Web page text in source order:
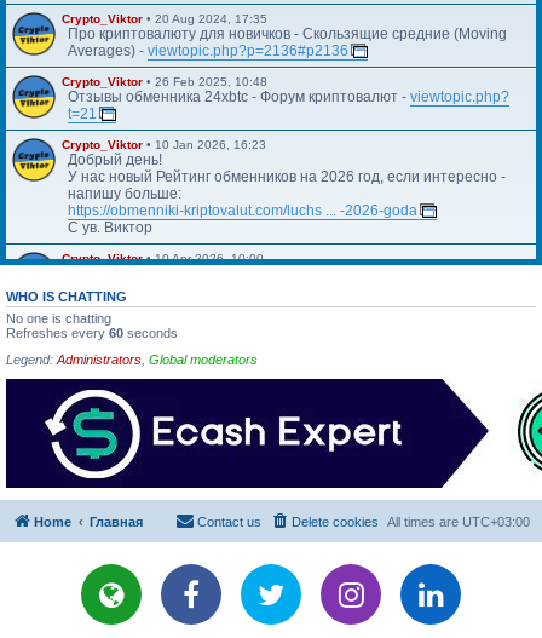
Crypto_Viktor • 20 Aug 2024, 17:35
Про криптовалюту для новичков - Скользящие средние (Moving
Averages) - viewtopic.php?p=2136#p2136
Crypto_Viktor • 26 Feb 2025, 10:48
Отзывы обменника 24xbtc - Форум криптовалют - viewtopic.php?
t=21
Crypto_Viktor • 10 Jan 2026, 16:23
Добрый день!
У нас новый Рейтинг обменников на 2026 год, если интересно -
напишу больше:
https://obmenniki-kriptovalut.com/luchs ... -2026-goda
С ув. Виктор
Crypto_Viktor•10 Apr 2026, 10:00
WHO IS CHATTING
No one is chatting
Refreshes every 60 seconds
Legend: Administrators Global moderators
Home Главная All times are UTC+03:00
Delete cookies
Contact us